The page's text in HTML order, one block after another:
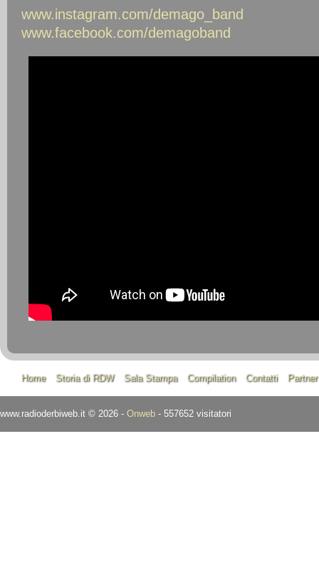
www.instagram.com/demago_band
www.facebook.com/demagoband
Home Storia di RDW Sala Stampa Compilation Contatti Partner
www.radioderbiweb.it © 2026 - Onweb - 557652 visitatori